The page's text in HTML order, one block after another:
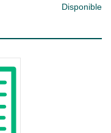
Disponible